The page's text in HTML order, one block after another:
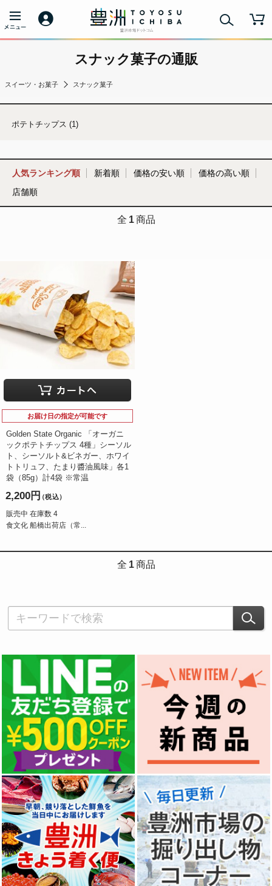
スナック菓子の通販
スイーツ・お菓子 スナック菓子
ポテトチップス (1)
人気ランキング順 新着順 価格の安い順
価格の高い順
店舗順
全 1 商品
お届け日の指定が可能です
Golden State Organic 「オーガニ
ックポテトチップス 4種」シーソル
ト、シーソルト&ビネガー、ホワイ
トトリュフ、たまり醬油風味」各1
袋（85g）計4袋 ※常温
2,200円（税込）
販売中 在庫数 4
食文化 船橋出荷店（常...
全 1 商品